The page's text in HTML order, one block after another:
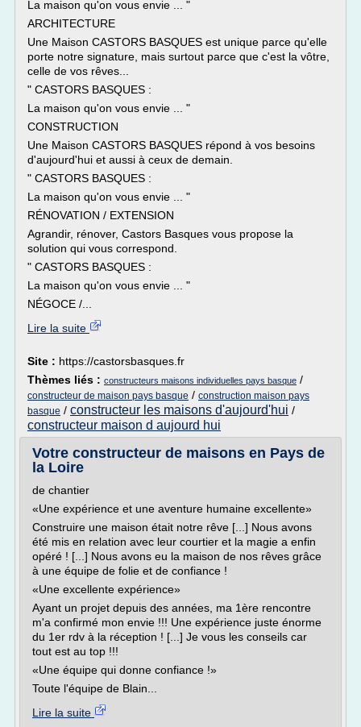
La maison qu'on vous envie ... "
ARCHITECTURE
Une Maison CASTORS BASQUES est unique parce qu'elle
porte notre signature, mais surtout parce que c'est la vôtre,
celle de vos rêves...
" CASTORS BASQUES :
La maison qu'on vous envie ... "
CONSTRUCTION
Une Maison CASTORS BASQUES répond à vos besoins
d'aujourd'hui et aussi à ceux de demain.
" CASTORS BASQUES :
La maison qu'on vous envie ... "
RÉNOVATION / EXTENSION
Agrandir, rénover, Castors Basques vous propose la
solution qui vous correspond.
" CASTORS BASQUES :
La maison qu'on vous envie ... "
NÉGOCE /...
Lire la suite
Site : https://castorsbasques.fr
Thèmes liés : constructeurs maisons individuelles pays basque /
constructeur de maison pays basque / construction maison pays
basque / constructeur les maisons d'aujourd'hui /
constructeur maison d aujourd hui
Votre constructeur de maisons en Pays de
la Loire
de chantier
«Une expérience et une aventure humaine excellente»
Construire une maison était notre rêve [...] Nous avons
été mis en relation avec leur courtier et la magie a enfin
opéré ! [...] Nous avons eu la maison de nos rêves grâce
à une équipe de folie et de confiance !
«Une excellente expérience»
Ayant un projet depuis des années, ma 1ère rencontre
m'a confirmé mon envie !!! Une expérience juste énorme
du 1er rdv à la réception ! [...] Je vous les conseils car
tout est au top !!!
«Une équipe qui donne confiance !»
Toute l'équipe de Blain...
Lire la suite